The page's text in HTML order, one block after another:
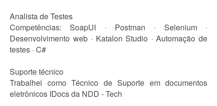
Analista de Testes
Competências: SoapUI · Postman · Selenium ·
Desenvolvimento web · Katalon Studio · Automação de
testes · C#
Suporte técnico
Trabalhei como Técnico de Suporte em documentos
eletrônicos IDocs da NDD - Tech